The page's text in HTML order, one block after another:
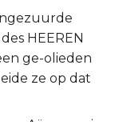
HEEREN
ge-olieden
ze op dat